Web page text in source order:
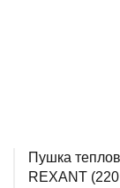
Пушка
REXANT